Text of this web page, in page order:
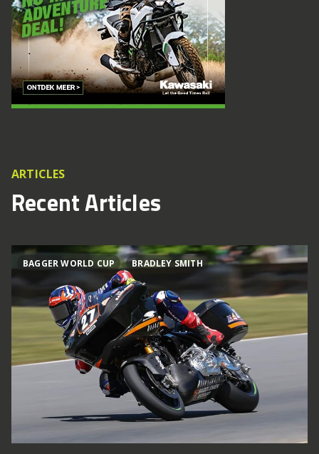
ARTICLES
Recent Articles
BAGGER WORLD CUP BRADLEY SMITH